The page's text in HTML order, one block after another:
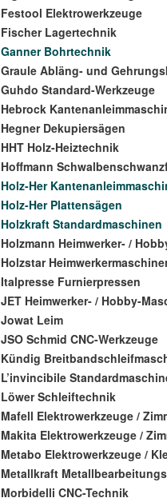
Festool Elektrowerkzeuge
Fischer Lagertechnik
Ganner Bohrtechnik
Graule Abläng- und
Guhdo Standard-Werkzeuge
Hebrock
Hegner Dekupiersägen
HHT Holz-Heiztechnik
Hoffmann
Holz-Her
Holz-Her Plattensägen
Holzkraft Standardmaschinen
Holzmann Heimwerker- /
Holzstar
Italpresse Furnierpressen
JET Heimwerker- / Hobby-
Jowat Leim
JSO Schmid CNC-Werkzeuge
Kündig
L’invincibile
Löwer Schleiftechnik
Mafell Elektrowerkzeuge /
Makita Elektrowerkzeuge /
Metabo Elektrowerkzeuge /
Metallkraft
Morbidelli CNC-Technik